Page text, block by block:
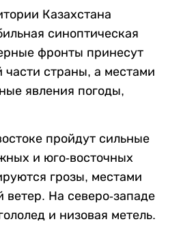
Казахстана
синоптическая
фронты принесут
части страны, а местами
явления погоды,
пройдут сильные
и юго-восточных
грозы, местами
ветер. На северо-западе
и низовая метель.